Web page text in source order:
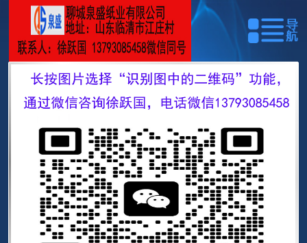
网站首页
关于我们
产品展示
安装参数
在线留言
联系我们